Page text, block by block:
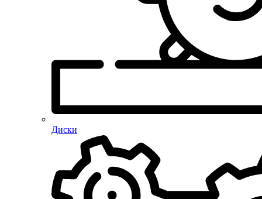
Диски